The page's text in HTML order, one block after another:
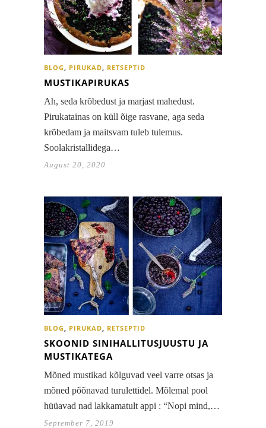
BLOG, PIRUKAD, RETSEPTID
MUSTIKAPIRUKAS
Ah, seda krõbedust ja marjast mahedust.
Pirukatainas on küll õige rasvane, aga seda
krõbedam ja maitsvam tuleb tulemus.
Soolakristallidega…
August 20, 2020
BLOG, PIRUKAD, RETSEPTID
SKOONID SINIHALLITUSJUUSTU JA
MUSTIKATEGA
Mõned mustikad kõlguvad veel varre otsas ja
mõned põõnavad turulettidel. Mõlemal pool
hüüavad nad lakkamatult appi : “Nopi mind,…
September 7, 2019